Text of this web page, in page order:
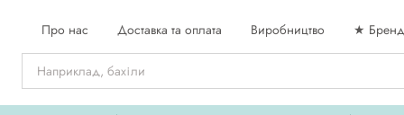
Про нас Доставка та оплата Виробництво ★